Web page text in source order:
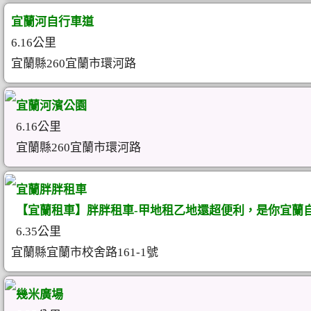
宜蘭河自行車道
6.16公里
宜蘭縣260宜蘭市環河路
宜蘭河濱公園
6.16公里
宜蘭縣260宜蘭市環河路
宜蘭胖胖租車
【宜蘭租車】胖胖租車-甲地租乙地還超便利，是你宜蘭
6.35公里
宜蘭縣宜蘭市校舍路161-1號
幾米廣場